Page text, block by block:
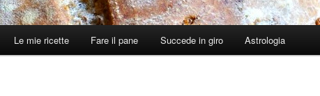
Le mie ricette Fare il pane Succede in giro Astrologia